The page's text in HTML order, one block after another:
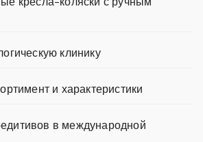
клинику
и характеристики
в международной